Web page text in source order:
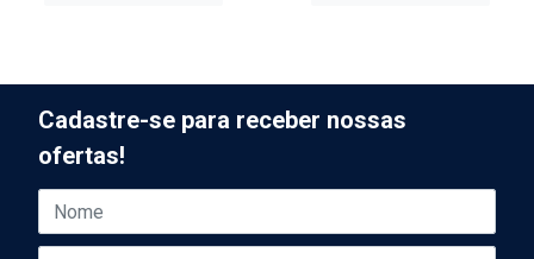
Cadastre-se para receber nossas
ofertas!